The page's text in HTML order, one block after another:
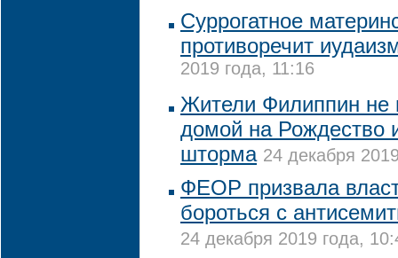
Суррогатное
противоречит
2019 года, 11:16
Жители Филиппин не
домой на Рождество
шторма 24 декабря
ФЕОР призвала
бороться с
24 декабря 2019 года,